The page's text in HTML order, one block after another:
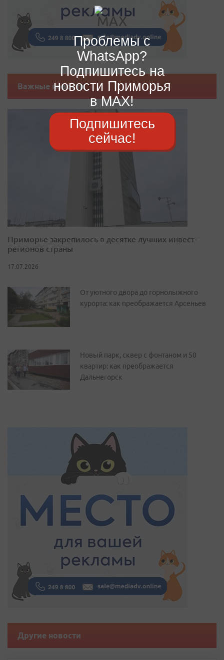
Важные новости
Приморье закрепилось в десятке лучших инвест-
регионов страны
17.07.2026
От уютного двора до горнолыжного
курорта: как преображается Арсеньев
Новый парк, сквер с фонтаном и 50
квартир: как преображается
Дальнегорск
Другие новости
Проблемы с
WhatsApp?
Подпишитесь на
новости Приморья
в MAX!
Подпишитесь
сейчас!